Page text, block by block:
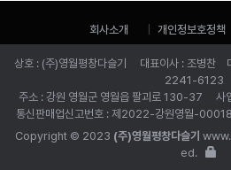
회사소개 개인정보호정책
상호 : (주)영월평창다슬기 대표이사 : 조병
2241-6123
주소 : 강원 영월군 영월읍 팔괴로 130-37
통신판매업신고번호 : 제2022-강원영월-
Copyright © 2023 (주)영월평창다슬기
ed.